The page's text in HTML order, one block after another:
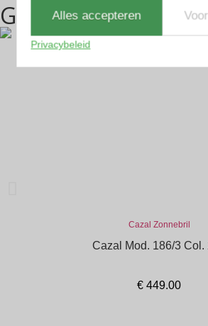
Gerelateerde
Cazal Zonnebril
Cazal Mod. 186/3 Col.
€ 449.00
Alles accepteren
Privacybeleid